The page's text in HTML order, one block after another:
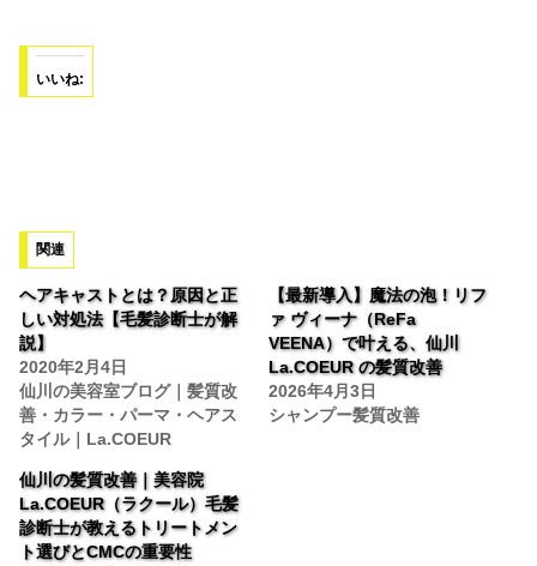
いいね:
関連
ヘアキャストとは？原因と正
しい対処法【毛髪診断士が解
説】
2020年2月4日
仙川の美容室ブログ｜髪質改
善・カラー・パーマ・ヘアス
タイル｜La.COEUR
【最新導入】魔法の泡！リフ
ァ ヴィーナ（ReFa
VEENA）で叶える、仙川
La.COEUR の髪質改善
2026年4月3日
シャンプー髪質改善
仙川の髪質改善｜美容院
La.COEUR（ラクール）毛髪
診断士が教えるトリートメン
ト選びとCMCの重要性